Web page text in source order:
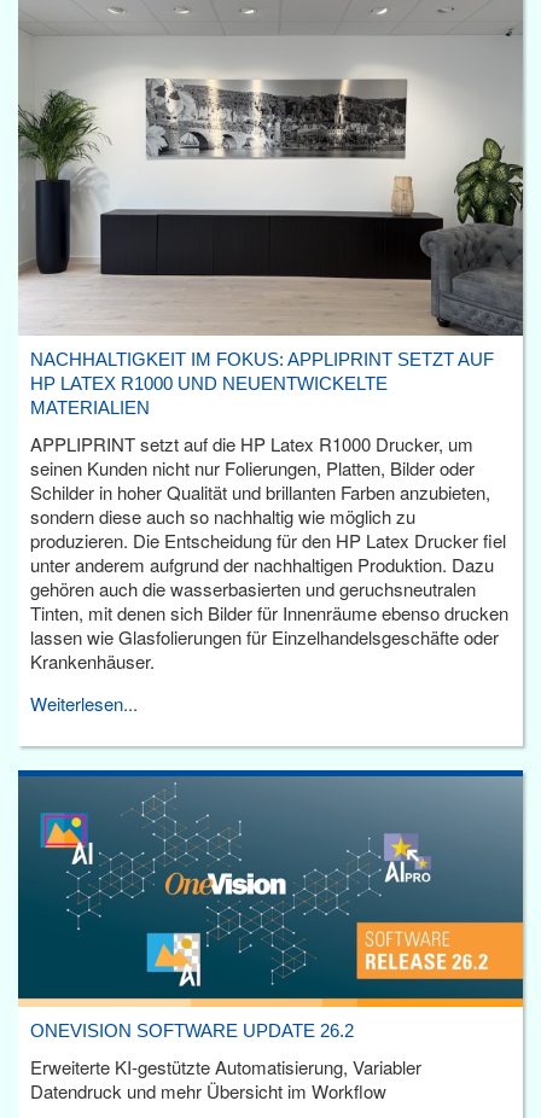
NACHHALTIGKEIT IM FOKUS: APPLIPRINT SETZT AUF
HP LATEX R1000 UND NEUENTWICKELTE
MATERIALIEN
APPLIPRINT setzt auf die HP Latex R1000 Drucker, um
seinen Kunden nicht nur Folierungen, Platten, Bilder oder
Schilder in hoher Qualität und brillanten Farben anzubieten,
sondern diese auch so nachhaltig wie möglich zu
produzieren. Die Entscheidung für den HP Latex Drucker fiel
unter anderem aufgrund der nachhaltigen Produktion. Dazu
gehören auch die wasserbasierten und geruchsneutralen
Tinten, mit denen sich Bilder für Innenräume ebenso drucken
lassen wie Glasfolierungen für Einzelhandelsgeschäfte oder
Krankenhäuser.
Weiterlesen...
ONEVISION SOFTWARE UPDATE 26.2
Erweiterte KI-gestützte Automatisierung, Variabler
Datendruck und mehr Übersicht im Workflow